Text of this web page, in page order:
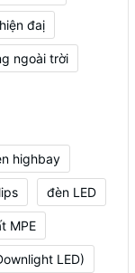
đaị
ngoài trời
highbay
đèn LED
MPE
LED)